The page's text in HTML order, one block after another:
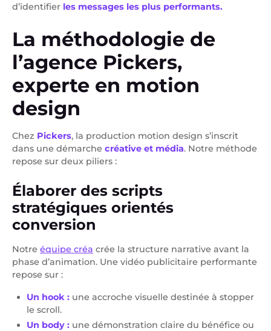
d’identifier les messages les plus performants.
La méthodologie de
l’agence Pickers,
experte en motion
design
Chez Pickers, la production motion design s’inscrit
dans une démarche créative et média. Notre méthode
repose sur deux piliers :
Élaborer des scripts
stratégiques orientés
conversion
Notre équipe créa crée la structure narrative avant la
phase d’animation. Une vidéo publicitaire performante
repose sur :
Un hook : une accroche visuelle destinée à stopper
le scroll.
Un body : une démonstration claire du bénéfice ou